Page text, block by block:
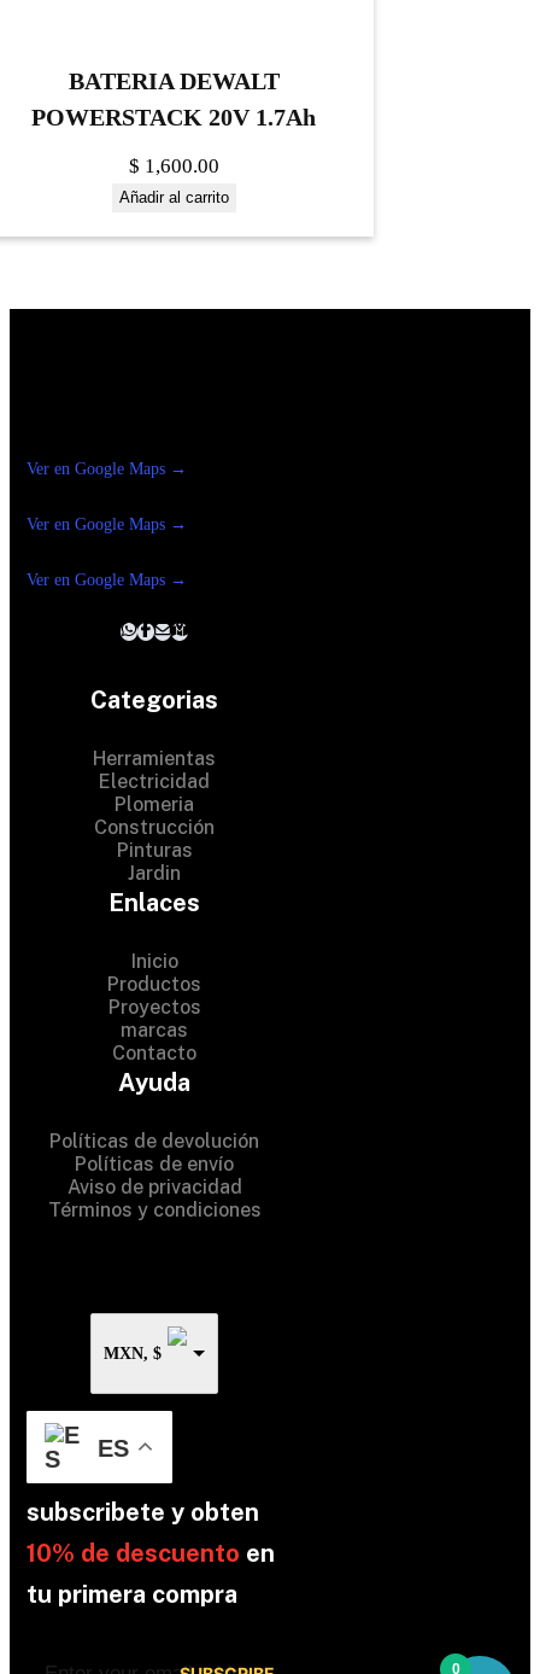
BATERIA DEWALT
POWERSTACK 20V 1.7Ah
$ 1,600.00
Añadir al carrito
Ver en Google Maps →
Ver en Google Maps →
Ver en Google Maps →
Categorias
Herramientas
Electricidad
Plomeria
Construcción
Pinturas
Jardin
Enlaces
Inicio
Productos
Proyectos
marcas
Contacto
Ayuda
Políticas de devolución
Políticas de envío
Aviso de privacidad
Términos y condiciones
MXN, $
ES
subscribete y obten
10% de descuento en
tu primera compra
0